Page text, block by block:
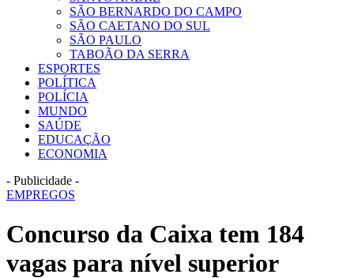
SÃO BERNARDO DO CAMPO
SÃO CAETANO DO SUL
SÃO PAULO
TABOÃO DA SERRA
ESPORTES
POLÍTICA
POLÍCIA
MUNDO
SAÚDE
EDUCAÇÃO
ECONOMIA
- Publicidade -
EMPREGOS
Concurso da Caixa tem 184
vagas para nível superior